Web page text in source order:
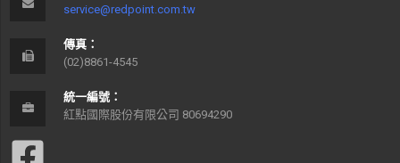
service@redpoint.com.tw
傳真：
(02)8861-4545
統一編號：
紅點國際股份有限公司 80694290